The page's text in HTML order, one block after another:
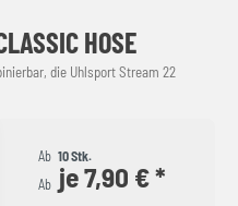
HOSE
die Uhlsport Stream 22
Ab 10 Stk.
Ab je 7,90 € *